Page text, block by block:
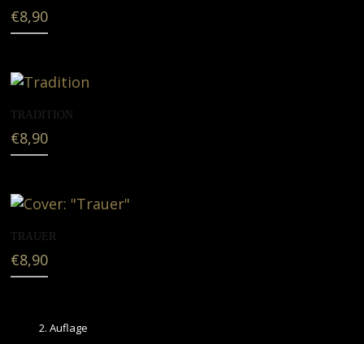
€8,90
TRADITION
€8,90
TRAUER
€8,90
2. Auflage